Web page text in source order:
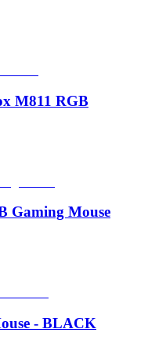
M811 RGB
Gaming Mouse
- BLACK